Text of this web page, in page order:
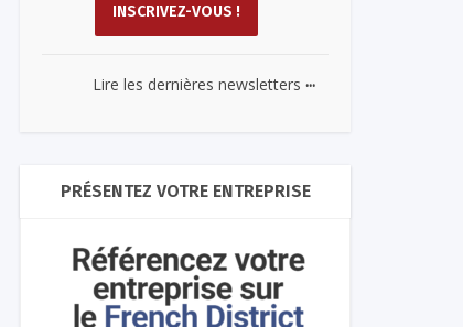
Lire les dernières newsletters ...
PRÉSENTEZ VOTRE ENTREPRISE